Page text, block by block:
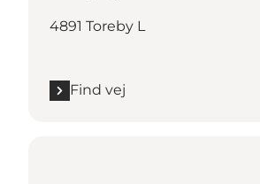
4891 Toreby L
Find vej